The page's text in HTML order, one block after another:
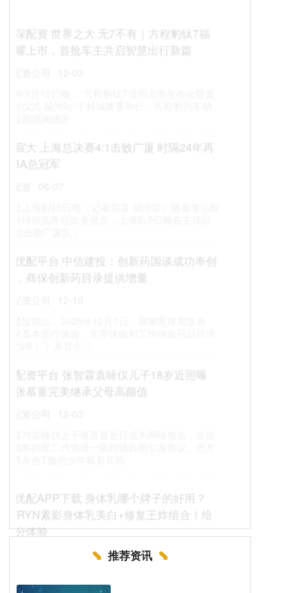
深圳证券交易所11月4日公告，湖南钢铁集团有限公
司2025年面向专业投资者公开发行短期公司债券（第
1947年，上海滩最耀眼的婚礼——“电影皇后”秦怡
嫁“电影皇帝”金焰，郭沫若亲证婚书，万人祝福。 谁
12月21日短剧圈直接被《入君怀》炸穿！谁懂啊家人
们！前世被渣男贱女联手虐到家破人亡、含恨咽气的
12月23日，省委经济工作会议在成都举行，学习贯彻
中央经济工作会议精神，总结我省2025年经济工作，
证券日报网讯古麒绒材11月27日在互动平台回答投资
者提问时表示，公司主要产品为高规格羽绒材料，客
户以品牌商或羽绒制品生产
推荐资讯